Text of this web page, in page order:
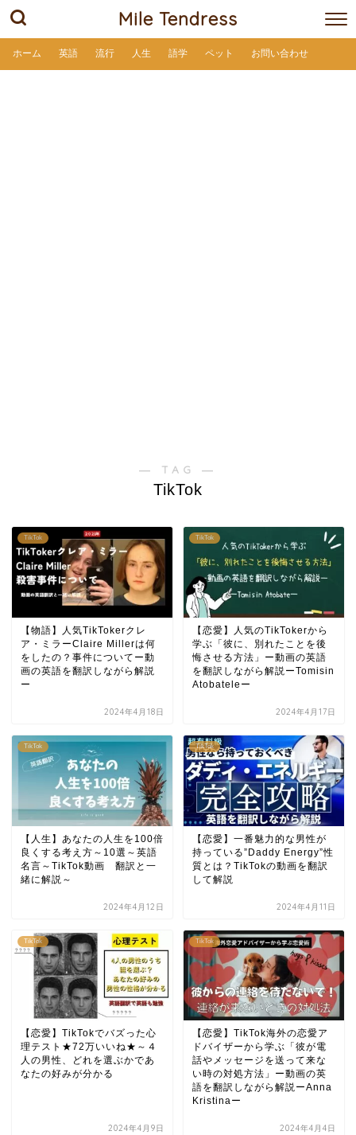
Mile Tendress
ホーム 英語 流行 人生 語学 ペット お問い合わせ
― TAG ―
TikTok
TikTok
【物語】人気TikTokerクレ
ア・ミラーClaire Millerは何
をしたの？事件についてー動
画の英語を翻訳しながら解説
ー
2024年4月18日
TikTok
【恋愛】人気のTikTokerから
学ぶ「彼に、別れたことを後
悔させる方法」ー動画の英語
を翻訳しながら解説ーTomisin
Atobateleー
2024年4月17日
TikTok
【人生】あなたの人生を100倍
良くする考え方～10選～英語
名言～TikTok動画 翻訳と一
緒に解説～
2024年4月12日
TikTok
【恋愛】一番魅力的な男性が
持っている”Daddy Energy”性
質とは？TikTokの動画を翻訳
して解説
2024年4月11日
TikTok
【恋愛】TikTokでバズった心
理テスト★72万いいね★～４
人の男性、どれを選ぶかであ
なたの好みが分かる
2024年4月9日
TikTok
【恋愛】TikTok海外の恋愛ア
ドバイザーから学ぶ「彼が電
話やメッセージを送って来な
い時の対処方法」ー動画の英
語を翻訳しながら解説ーAnna
Kristinaー
2024年4月4日